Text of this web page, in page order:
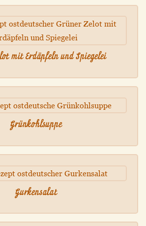
mit Erdäpfeln und Spiegelei
Grünkohlsuppe
Gurkensalat